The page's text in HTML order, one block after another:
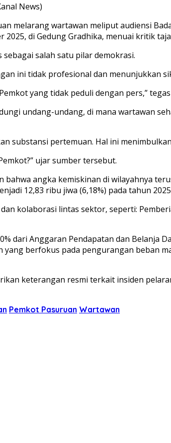
News)
melarang wartawan meliput audiensi
2025, di Gedung Gradhika, menuai kritik
salah satu pilar demokrasi.
ini tidak profesional dan menunjukkan
yang tidak peduli dengan pers,”
undang-undang, di mana wartawan
substansi pertemuan. Hal ini
ujar sumber tersebut.
angka kemiskinan di wilayahnya
12,83 ribu jiwa (6,18%) pada tahun
kolaborasi lintas sektor, seperti:
dari Anggaran Pendapatan dan Belanja
berfokus pada pengurangan beban
keterangan resmi terkait insiden
Pemkot Pasuruan Wartawan